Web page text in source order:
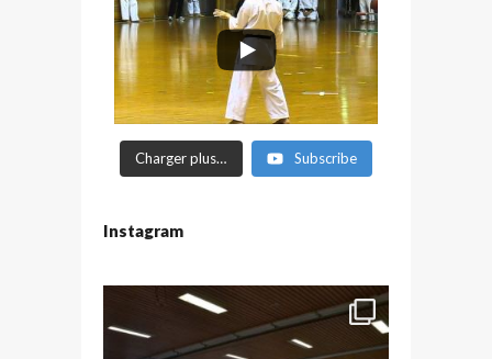
Charger plus… Subscribe
Instagram